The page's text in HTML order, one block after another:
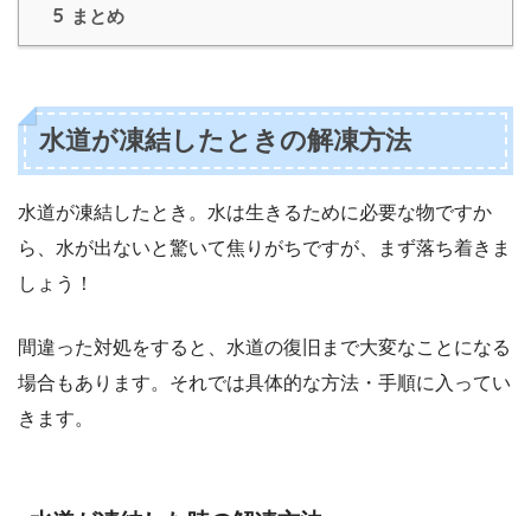
5 まとめ
水道が凍結したときの解凍方法
水道が凍結したとき。水は生きるために必要な物ですか
ら、水が出ないと驚いて焦りがちですが、まず落ち着きま
しょう！
間違った対処をすると、水道の復旧まで大変なことになる
場合もあります。それでは具体的な方法・手順に入ってい
きます。